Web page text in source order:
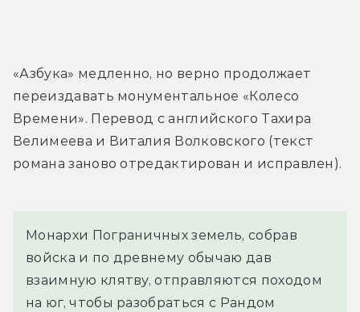
«Азбука» медленно, но верно продолжает
переиздавать монументальное «Колесо
Времени». Перевод с английского Тахира
Велимеева и Виталия Волковского (текст
романа заново отредактирован и исправлен).
Монархи Пограничных земель, собрав
войска и по древнему обычаю дав
взаимную клятву, отправляются походом
на юг, чтобы разобраться с Рандом